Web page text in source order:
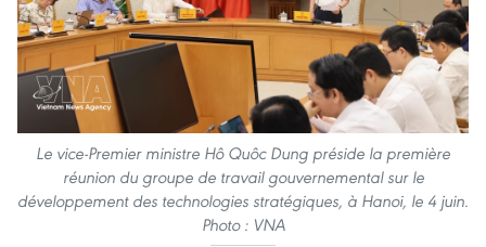
Le vice-Premier ministre Hô Quôc Dung préside la première
réunion du groupe de travail gouvernemental sur le
développement des technologies stratégiques, à Hanoi, le 4 juin.
Photo : VNA